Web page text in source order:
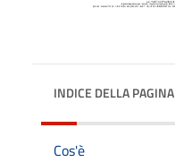
INDICE DELLA PAGINA
Cos'è